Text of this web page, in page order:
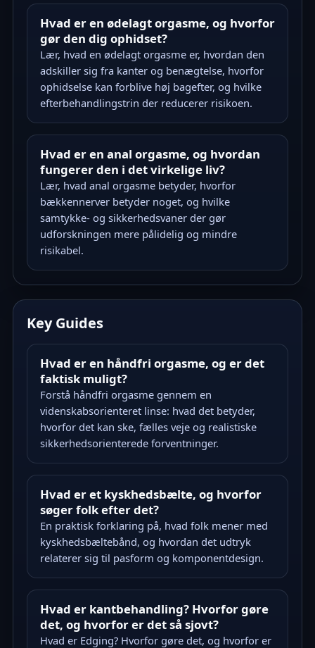
Hvad er en ødelagt orgasme, og hvorfor
gør den dig ophidset?
Lær, hvad en ødelagt orgasme er, hvordan den
adskiller sig fra kanter og benægtelse, hvorfor
ophidselse kan forblive høj bagefter, og hvilke
efterbehandlingstrin der reducerer risikoen.
Hvad er en anal orgasme, og hvordan
fungerer den i det virkelige liv?
Lær, hvad anal orgasme betyder, hvorfor
bækkennerver betyder noget, og hvilke
samtykke- og sikkerhedsvaner der gør
udforskningen mere pålidelig og mindre
risikabel.
Key Guides
Hvad er en håndfri orgasme, og er det
faktisk muligt?
Forstå håndfri orgasme gennem en
videnskabsorienteret linse: hvad det betyder,
hvorfor det kan ske, fælles veje og realistiske
sikkerhedsorienterede forventninger.
Hvad er et kyskhedsbælte, og hvorfor
søger folk efter det?
En praktisk forklaring på, hvad folk mener med
kyskhedsbæltebånd, og hvordan det udtryk
relaterer sig til pasform og komponentdesign.
Hvad er kantbehandling? Hvorfor gøre
det, og hvorfor er det så sjovt?
Hvad er Edging? Hvorfor gøre det, og hvorfor er